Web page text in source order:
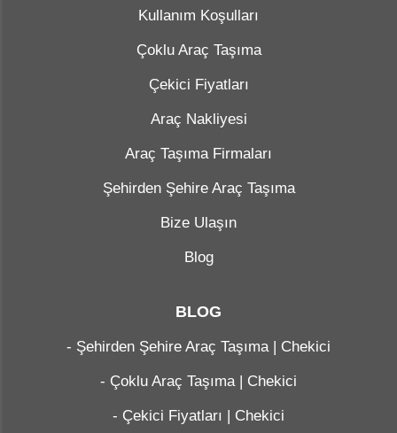
Kullanım Koşulları
Çoklu Araç Taşıma
Çekici Fiyatları
Araç Nakliyesi
Araç Taşıma Firmaları
Şehirden Şehire Araç Taşıma
Bize Ulaşın
Blog
BLOG
- Şehirden Şehire Araç Taşıma | Chekici
- Çoklu Araç Taşıma | Chekici
- Çekici Fiyatları | Chekici